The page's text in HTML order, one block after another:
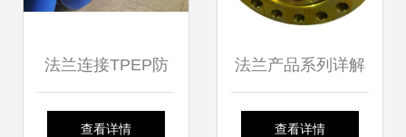
法兰连接TPEP防
腐钢管直销 打造远
查看详情
法兰产品系列详解
API 6A/6B盲板法
查看详情